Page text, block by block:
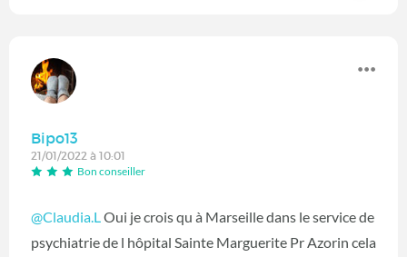
Bipo13
21/01/2022 à 10:01
Bon conseiller
@Claudia.LOui je crois qu à Marseille dans le service de
psychiatrie de l hôpital Sainte Marguerite Pr Azorin cela